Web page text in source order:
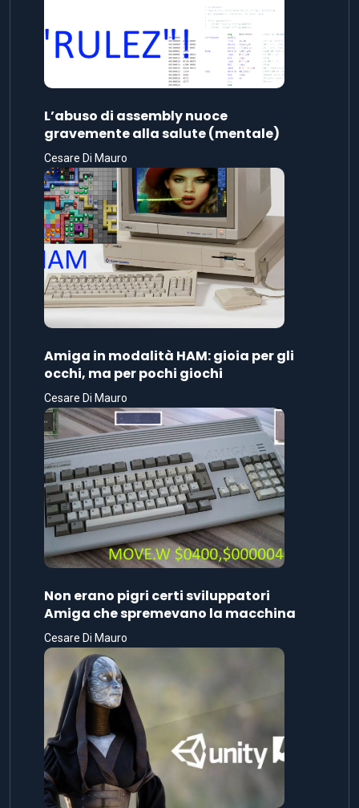
L’abuso di assembly nuoce
gravemente alla salute (mentale)
Cesare Di Mauro
Amiga in modalità HAM: gioia per gli
occhi, ma per pochi giochi
Cesare Di Mauro
Non erano pigri certi sviluppatori
Amiga che spremevano la macchina
Cesare Di Mauro